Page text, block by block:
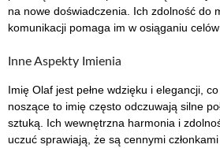
na nowe doświadczenia. Ich zdolność do
komunikacji pomaga im w osiąganiu
Inne Aspekty Imienia
Imię Olaf jest pełne wdzięku i elegancji,
noszące to imię często odczuwają silne
sztuką. Ich wewnętrzna harmonia i
uczuć sprawiają, że są cennymi